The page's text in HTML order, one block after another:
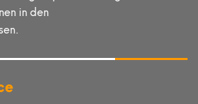
in den